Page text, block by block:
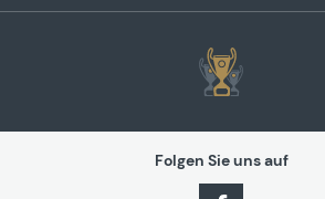
Folgen Sie uns auf